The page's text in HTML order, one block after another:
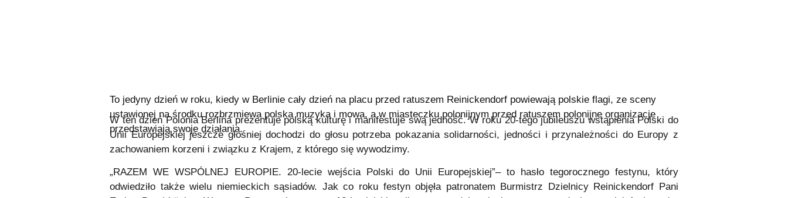
To jedyny dzień w roku, kiedy w Berlinie cały dzień na placu przed ratuszem Reinickendorf powiewają polskie flagi, ze sceny
ustawionej na środku rozbrzmiewa polska muzyka i mowa, a w miasteczku polonijnym przed ratuszem polonijne organizacje
przedstawiają swoje działania.
W ten dzień Polonia Berlina prezentuje polską kulturę i manifestuje swą jedność. W roku 20-tego jubileuszu wstąpienia Polski do
Unii Europejskiej jeszcze głośniej dochodzi do głosu potrzeba pokazania solidarności, jedności i przynależności do Europy z
zachowaniem korzeni i związku z Krajem, z którego się wywodzimy.
„RAZEM WE WSPÓLNEJ EUROPIE. 20-lecie wejścia Polski do Unii Europejskiej”– to hasło tegorocznego festynu, który
odwiedziło także wielu niemieckich sąsiadów. Jak co roku festyn objęła patronatem Burmistrz Dzielnicy Reinickendorf Pani